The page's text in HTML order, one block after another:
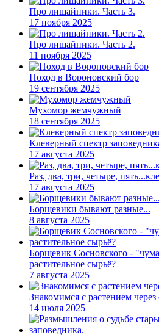
Про лишайники. Часть 3.
17 ноября 2025
Про лишайники. Часть 2.
11 ноября 2025
Поход в Вороновский бор
19 сентября 2025
Мухомор жемчужный
18 сентября 2025
Клеверный спектр
17 августа 2025
Раз, два, три, четыре,
17 августа 2025
Борщевики бывают разные...
8 августа 2025
Борщевик Сосновского -
растительное сырьё?
7 августа 2025
Знакомимся с растением
14 июля 2025